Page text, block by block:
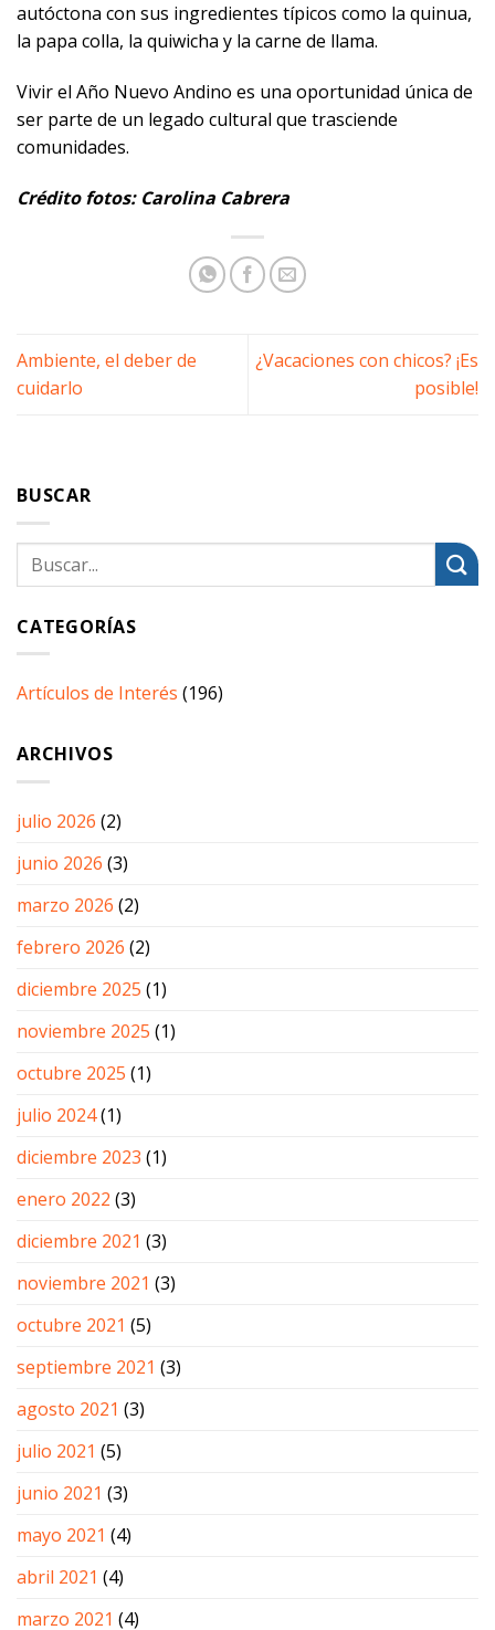
autóctona con sus ingredientes típicos como la quinua,
la papa colla, la quiwicha y la carne de llama.
Vivir el Año Nuevo Andino es una oportunidad única de
ser parte de un legado cultural que trasciende
comunidades.
Crédito fotos: Carolina Cabrera
Ambiente, el deber de
cuidarlo
¿Vacaciones con chicos? ¡Es
posible!
BUSCAR
CATEGORÍAS
Artículos de Interés (196)
ARCHIVOS
julio 2026 (2)
junio 2026 (3)
marzo 2026 (2)
febrero 2026 (2)
diciembre 2025 (1)
noviembre 2025 (1)
octubre 2025 (1)
julio 2024(1)
diciembre 2023 (1)
enero 2022 (3)
diciembre 2021 (3)
noviembre 2021 (3)
octubre 2021 (5)
septiembre 2021 (3)
agosto 2021 (3)
julio 2021 (5)
junio 2021 (3)
mayo 2021 (4)
abril 2021 (4)
marzo 2021 (4)